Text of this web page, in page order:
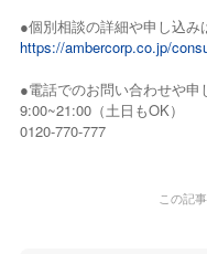
●個別相談の詳細や申し込み
https://ambercorp.co.jp/
●電話でのお問い合わせや申
9:00~21:00（土日もOK）
0120-770-777
この記